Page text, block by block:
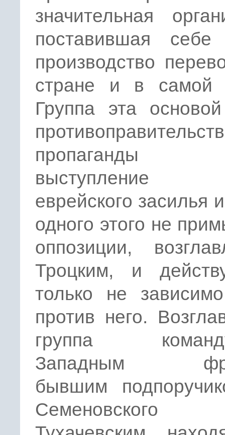
значительная
поставившая
производство
стране и в самой
Группа эта
пропаганды
выступление
еврейского засилья
одного этого не
оппозиции,
Троцким, и
только не
против него.
группа
Западным
бывшим
Семеновского